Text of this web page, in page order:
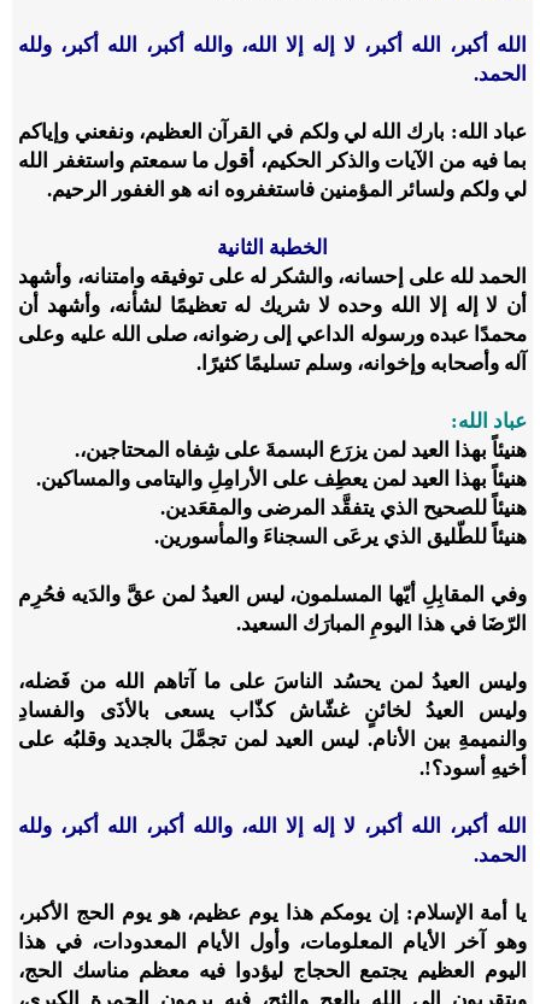
الله أكبر، الله أكبر، لا إله إلا الله، والله أكبر، الله أكبر، ولله
الحمد.
عباد الله: بارك الله لي ولكم في القرآن العظيم، ونفعني وإياكم
بما فيه من الآيات والذكر الحكيم، أقول ما سمعتم واستغفر الله
لي ولكم ولسائر المؤمنين فاستغفروه انه هو الغفور الرحيم.
الخطبة الثانية
الحمد لله على إحسانه، والشكر له على توفيقه وامتنانه، وأشهد
أن لا إله إلا الله وحده لا شريك له تعظيمًا لشأنه، وأشهد أن
محمدًا عبده ورسوله الداعي إلى رضوانه، صلى الله عليه وعلى
آله وأصحابه وإخوانه، وسلم تسليمًا كثيرًا.
عباد الله:
هنيئاً بهذا العيد لمن يزرَع البسمةَ على شِفاه المحتاجين،.
هنيئاً بهذا العيد لمن يعطِف على الأرامِلِ واليتامى والمساكين.
هنيئاً للصحيح الذي يتفقَّد المرضى والمقعَدين.
هنيئاً للطّليق الذي يرعَى السجناءَ والمأسورين.
وفي المقابِلِ أيّها المسلمون، ليس العيدُ لمن عقَّ والدَيه فحُرِم
الرّضَا في هذا اليومِ المبارَك السعيد.
وليس العيدُ لمن يحسُد الناسَ على ما آتاهم الله من فَضله،
وليس العيدُ لخائنٍ غشّاش كذّاب يسعى بالأذَى والفسادِ
والنميمةِ بين الأنام. ليس العيد لمن تجمَّلَ بالجديد وقلبُه على
أخيهِ أسود؟!.
الله أكبر، الله أكبر، لا إله إلا الله، والله أكبر، الله أكبر، ولله
الحمد.
يا أمة الإسلام: إن يومكم هذا يوم عظيم، هو يوم الحج الأكبر،
وهو آخر الأيام المعلومات، وأول الأيام المعدودات، في هذا
اليوم العظيم يجتمع الحجاج ليؤدوا فيه معظم مناسك الحج،
ويتقربون إلى الله بالعج والثج، فيه يرمون الجمرة الكبرى،